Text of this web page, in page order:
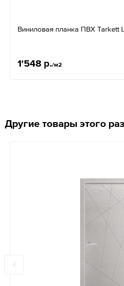
Виниловая планка ПВХ Tarkett
1'548 р./м2
Другие товары этого